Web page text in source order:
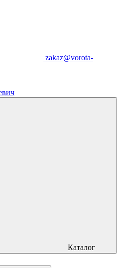
zakaz@vorota-
Каталог